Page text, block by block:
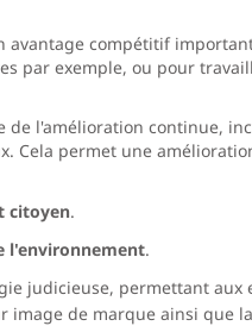
avantage compétitif
par exemple, ou pour
de l'amélioration continue,
Cela permet une
citoyen.
l'environnement.
judicieuse, permettant aux
de marque ainsi que